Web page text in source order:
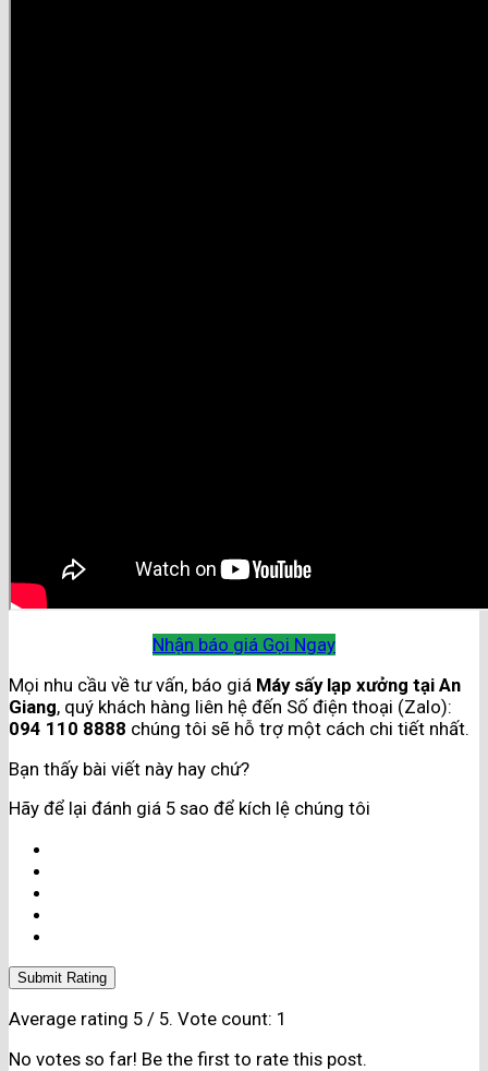
Nhận báo giá Gọi Ngay
Mọi nhu cầu về tư vấn, báo giá Máy sấy lạp xưởng tại An
Giang, quý khách hàng liên hệ đến Số điện thoại (Zalo):
094 110 8888 chúng tôi sẽ hỗ trợ một cách chi tiết nhất.
Bạn thấy bài viết này hay chứ?
Hãy để lại đánh giá 5 sao để kích lệ chúng tôi
Submit Rating
Average rating 5 / 5. Vote count: 1
No votes so far! Be the first to rate this post.